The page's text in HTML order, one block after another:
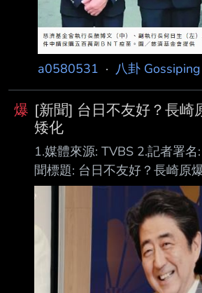
a0580531 · 八卦 Gossiping
爆 [新聞] 台日不友好？長崎
矮化
1.媒體來源: TVBS 2.記者署
聞標題: 台日不友好？長崎
駐日代表拒出席：屈從中國
日本長崎市今（9）日舉行原
不過長崎市政府卻將台灣代
團區域外面，刻意矮化台灣
表李逸洋表示拒絕出席，改
加，此為多年來台灣在日本